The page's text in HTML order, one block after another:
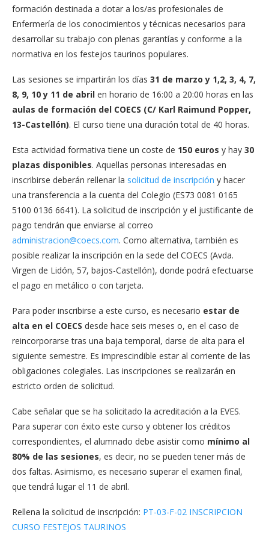
formación destinada a dotar a los/as profesionales de
Enfermería de los conocimientos y técnicas necesarios para
desarrollar su trabajo con plenas garantías y conforme a la
normativa en los festejos taurinos populares.
Las sesiones se impartirán los días 31 de marzo y 1,2, 3, 4, 7,
8, 9, 10 y 11 de abril en horario de 16:00 a 20:00 horas en las
aulas de formación del COECS (C/ Karl Raimund Popper,
13-Castellón). El curso tiene una duración total de 40 horas.
Esta actividad formativa tiene un coste de 150 euros y hay 30
plazas disponibles. Aquellas personas interesadas en
inscribirse deberán rellenar la solicitud de inscripción y hacer
una transferencia a la cuenta del Colegio (ES73 0081 0165
5100 0136 6641). La solicitud de inscripción y el justificante de
pago tendrán que enviarse al correo
administracion@coecs.com. Como alternativa, también es
posible realizar la inscripción en la sede del COECS (Avda.
Virgen de Lidón, 57, bajos-Castellón), donde podrá efectuarse
el pago en metálico o con tarjeta.
Para poder inscribirse a este curso, es necesario estar de
alta en el COECS desde hace seis meses o, en el caso de
reincorporarse tras una baja temporal, darse de alta para el
siguiente semestre. Es imprescindible estar al corriente de las
obligaciones colegiales. Las inscripciones se realizarán en
estricto orden de solicitud.
Cabe señalar que se ha solicitado la acreditación a la EVES.
Para superar con éxito este curso y obtener los créditos
correspondientes, el alumnado debe asistir como mínimo al
80% de las sesiones, es decir, no se pueden tener más de
dos faltas. Asimismo, es necesario superar el examen final,
que tendrá lugar el 11 de abril.
Rellena la solicitud de inscripción: PT-03-F-02 INSCRIPCION
CURSO FESTEJOS TAURINOS